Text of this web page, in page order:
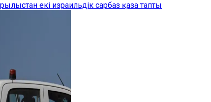
екі израильдік сарбаз қаза тапты